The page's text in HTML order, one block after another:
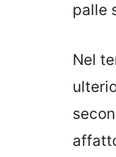
palle
Nel